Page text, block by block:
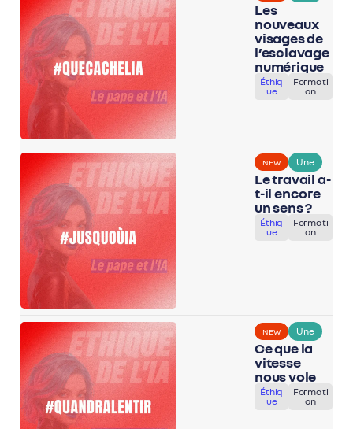
Les
nouveaux
visages de
l’esclavage
numérique
Éthiq
ue
Formati
on
NEW Une
Le travail a-
t-il encore
un sens ?
Éthiq
ue
Formati
on
NEW Une
Ce que la
vitesse
nous vole
Éthiq
ue
Formati
on